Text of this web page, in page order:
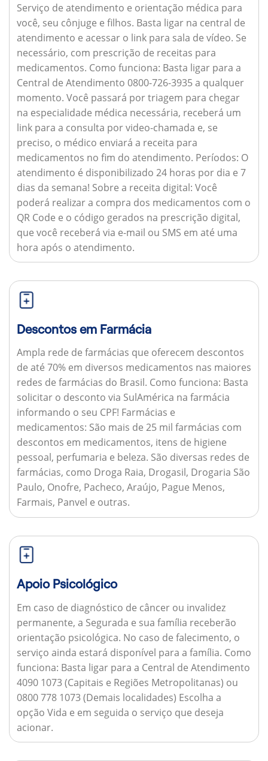
Serviço de atendimento e orientação médica para
você, seu cônjuge e filhos. Basta ligar na central de
atendimento e acessar o link para sala de vídeo. Se
necessário, com prescrição de receitas para
medicamentos. Como funciona: Basta ligar para a
Central de Atendimento 0800-726-3935 a qualquer
momento. Você passará por triagem para chegar
na especialidade médica necessária, receberá um
link para a consulta por video-chamada e, se
preciso, o médico enviará a receita para
medicamentos no fim do atendimento. Períodos: O
atendimento é disponibilizado 24 horas por dia e 7
dias da semana! Sobre a receita digital: Você
poderá realizar a compra dos medicamentos com o
QR Code e o código gerados na prescrição digital,
que você receberá via e-mail ou SMS em até uma
hora após o atendimento.
Descontos em Farmácia
Ampla rede de farmácias que oferecem descontos
de até 70% em diversos medicamentos nas maiores
redes de farmácias do Brasil. Como funciona: Basta
solicitar o desconto via SulAmérica na farmácia
informando o seu CPF! Farmácias e
medicamentos: São mais de 25 mil farmácias com
descontos em medicamentos, itens de higiene
pessoal, perfumaria e beleza. São diversas redes de
farmácias, como Droga Raia, Drogasil, Drogaria São
Paulo, Onofre, Pacheco, Araújo, Pague Menos,
Farmais, Panvel e outras.
Apoio Psicológico
Em caso de diagnóstico de câncer ou invalidez
permanente, a Segurada e sua família receberão
orientação psicológica. No caso de falecimento, o
serviço ainda estará disponível para a família. Como
funciona: Basta ligar para a Central de Atendimento
4090 1073 (Capitais e Regiões Metropolitanas) ou
0800 778 1073 (Demais localidades) Escolha a
opção Vida e em seguida o serviço que deseja
acionar.